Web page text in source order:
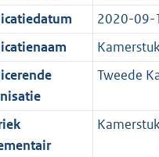
2020-09-
Tweede